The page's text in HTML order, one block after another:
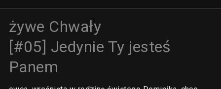
żywe Chwały
[#05] Jedynie Ty jesteś
Panem